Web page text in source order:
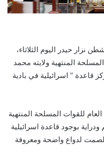
نزار حيدر اليوم الثلاثاء،
المنتهية ولايته محمد
” اسرائيلية في بادية
للقوات المسلحة المنتهية
بوجود قاعدة اسرائيلية
لدواع واضحة ومعروفة